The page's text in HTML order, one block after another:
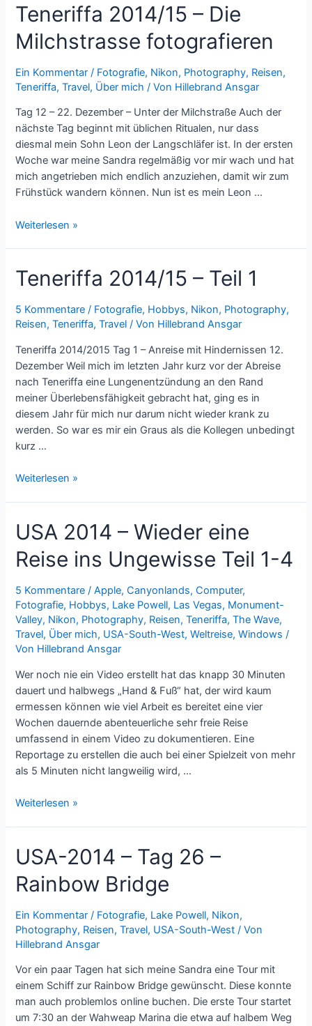
Fotografieren
mit
Shift
Tilt
Teneriffa 2014/15 – Die
Milchstrasse fotografieren
Ein Kommentar / Fotografie, Nikon, Photography, Reisen,
Teneriffa,Travel, Über mich / Von Hillebrand Ansgar
Tag 12 – 22. Dezember – Unter der Milchstraße Auch der
nächste Tag beginnt mit üblichen Ritualen, nur dass
diesmal mein Sohn Leon der Langschläfer ist. In der ersten
Woche war meine Sandra regelmäßig vor mir wach und hat
mich angetrieben mich endlich anzuziehen, damit wir zum
Frühstück wandern können. Nun ist es mein Leon …
Teneriffa
Die
Milchstrasse
fotografieren
Weiterlesen »
Teneriffa 2014/15 – Teil 1
5 Kommentare / Fotografie, Hobbys, Nikon, Photography,
Reisen,Teneriffa,Travel / Von Hillebrand Ansgar
Teneriffa 2014/2015 Tag 1 – Anreise mit Hindernissen 12.
Dezember Weil mich im letzten Jahr kurz vor der Abreise
nach Teneriffa eine Lungenentzündung an den Rand
meiner Überlebensfähigkeit gebracht hat, ging es in
diesem Jahr für mich nur darum nicht wieder krank zu
werden. So war es mir ein Graus als die Kollegen unbedingt
kurz …
Teneriffa
Teil
1
Weiterlesen »
USA 2014 – Wieder eine
Reise ins Ungewisse Teil 1-4
5 Kommentare /Apple,Canyonlands,Computer,
Fotografie, Hobbys, Lake Powell, Las Vegas, Monument-
Valley, Nikon, Photography, Reisen,Teneriffa,The Wave,
Travel, Über mich, USA-South-West,Weltreise,Windows /
Von Hillebrand Ansgar
Wer noch nie ein Video erstellt hat das knapp 30 Minuten
dauert und halbwegs „Hand & Fuß“ hat, der wird kaum
ermessen können wie viel Arbeit es bereitet eine vier
Wochen dauernde abenteuerliche sehr freie Reise
umfassend in einem Video zu dokumentieren. Eine
Reportage zu erstellen die auch bei einer Spielzeit von mehr
als 5 Minuten nicht langweilig wird, …
USA
Wieder
eine
Reise
Ungewisse
Teil
1-
4
Weiterlesen »
USA-2014 – Tag 26 –
Rainbow Bridge
Ein Kommentar / Fotografie, Lake Powell, Nikon,
Photography, Reisen,Travel, USA-South-West / Von
Hillebrand Ansgar
Vor ein paar Tagen hat sich meine Sandra eine Tour mit
einem Schiff zur Rainbow Bridge gewünscht. Diese konnte
man auch problemlos online buchen. Die erste Tour startet
um 7:30 an der Wahweap Marina die etwa auf halbem Weg